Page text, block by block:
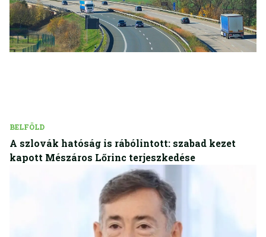
BELFÖLD
A szlovák hatóság is rábólintott: szabad kezet
kapott Mészáros Lőrinc terjeszkedése